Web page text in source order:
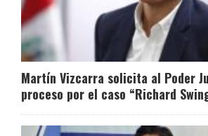
Martín Vizcarra solicita al Poder
proceso por el caso “Richard